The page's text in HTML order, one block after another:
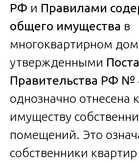
РФ и Правилами
общего имущества в
многоквартирном
утвержденными
Правительства РФ №
однозначно отнесена
имуществу
помещений. Это
собственники